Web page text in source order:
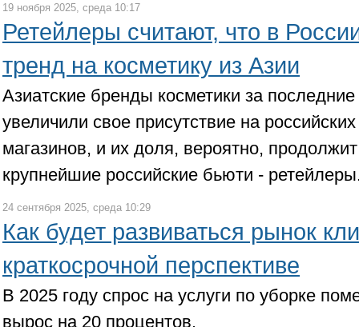
19 ноября 2025, среда 10:17
Ретейлеры считают, что в
тренд на косметику из Азии
Азиатские бренды косметики за последние
увеличили свое присутствие на
магазинов, и их доля, вероятно,
крупнейшие российские бьюти -
24 сентября 2025, среда 10:29
Как будет развиваться рынок
краткосрочной перспективе
В 2025 году спрос на услуги по уборке
вырос на 20 процентов.